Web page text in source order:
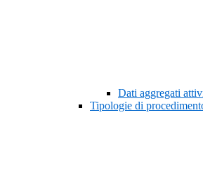
Dati aggregati
Tipologie di